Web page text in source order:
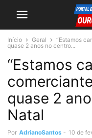
Início Geral
“Estamos
quase 2 anos no centro...
“Estamos
quase 2
Natal
Por AdrianoSantos - 10 de